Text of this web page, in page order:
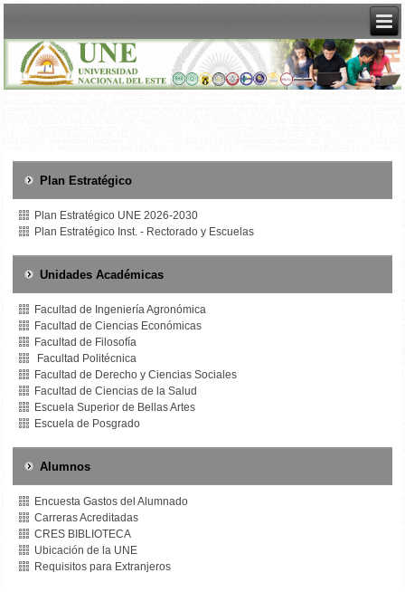
Plan Estratégico
Plan Estratégico UNE 2026-2030
Plan Estratégico Inst. - Rectorado y Escuelas
Unidades Académicas
Facultad de Ingeniería Agronómica
Facultad de Ciencias Económicas
Facultad de Filosofía
Facultad Politécnica
Facultad de Derecho y Ciencias Sociales
Facultad de Ciencias de la Salud
Escuela Superior de Bellas Artes
Escuela de Posgrado
Alumnos
Encuesta Gastos del Alumnado
Carreras Acreditadas
CRES BIBLIOTECA
Ubicación de la UNE
Requisitos para Extranjeros